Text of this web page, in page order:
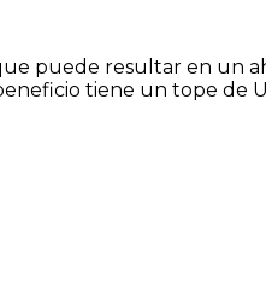
puede resultar en un
tiene un tope de